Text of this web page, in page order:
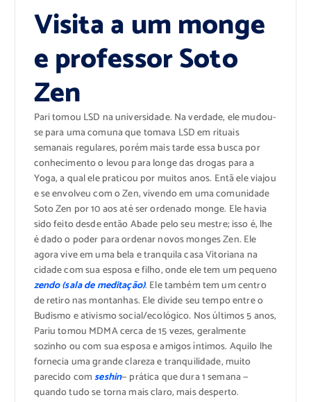
Visita a um monge
e professor Soto
Zen
Pari tomou LSD na universidade. Na verdade, ele mudou-
se para uma comuna que tomava LSD em rituais
semanais regulares, porém mais tarde essa busca por
conhecimento o levou para longe das drogas para a
Yoga, a qual ele praticou por muitos anos. Entã ele viajou
e se envolveu com o Zen, vivendo em uma comunidade
Soto Zen por 10 aos até ser ordenado monge. Ele havia
sido feito desde então Abade pelo seu mestre; isso é, lhe
é dado o poder para ordenar novos monges Zen. Ele
agora vive em uma bela e tranquila casa Vitoriana na
cidade com sua esposa e filho, onde ele tem um pequeno
zendo (sala de meditação). Ele também tem um centro
de retiro nas montanhas. Ele divide seu tempo entre o
Budismo e ativismo social/ecológico. Nos últimos 5 anos,
Pariu tomou MDMA cerca de 15 vezes, geralmente
sozinho ou com sua esposa e amigos íntimos. Aquilo lhe
fornecia uma grande clareza e tranquilidade, muito
parecido comseshin— prática que dura 1 semana —
quando tudo se torna mais claro, mais desperto.